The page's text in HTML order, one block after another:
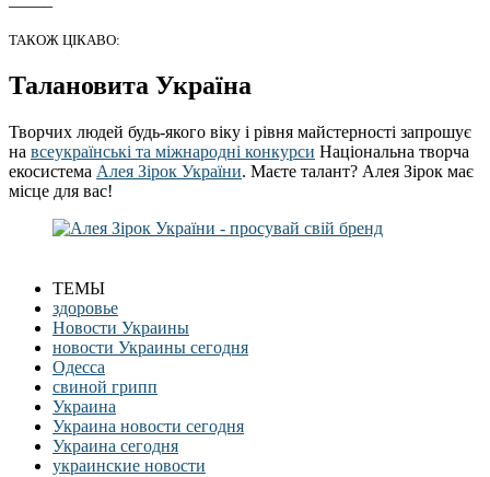
ТАКОЖ ЦІКАВО:
Талановита Україна
Творчих людей будь-якого віку і рівня майстерності запрошує
на всеукраїнські та міжнародні конкурси Національна творча
екосистема Алея Зірок України. Маєте талант? Алея Зірок має
місце для вас!
ТЕМЫ
здоровье
Новости Украины
новости Украины сегодня
Одесса
свиной грипп
Украина
Украина новости сегодня
Украина сегодня
украинские новости